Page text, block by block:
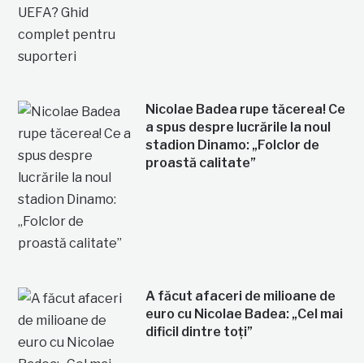
Nicolae Badea rupe tăcerea! Ce
a spus despre lucrările la noul
stadion Dinamo: „Folclor de
proastă calitate”
A făcut afaceri de milioane de
euro cu Nicolae Badea: „Cel mai
dificil dintre toți”